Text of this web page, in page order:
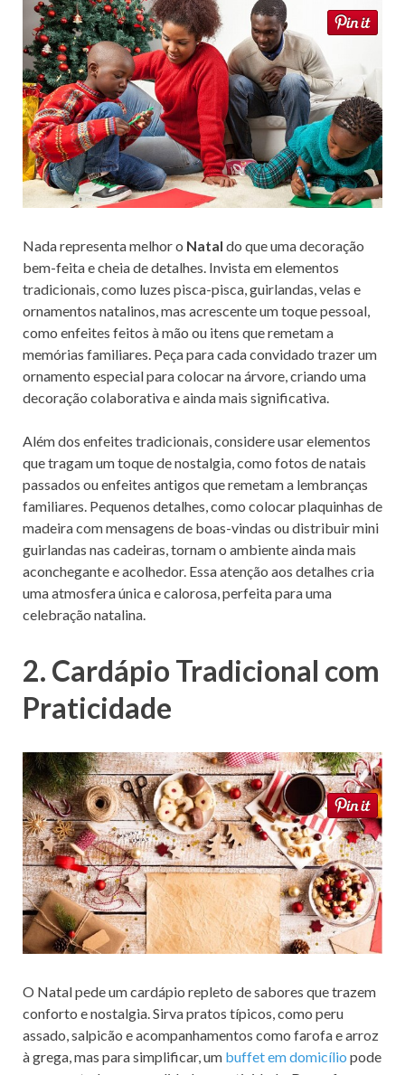
Nada representa melhor o Natal do que uma decoração
bem-feita e cheia de detalhes. Invista em elementos
tradicionais, como luzes pisca-pisca, guirlandas, velas e
ornamentos natalinos, mas acrescente um toque pessoal,
como enfeites feitos à mão ou itens que remetam a
memórias familiares. Peça para cada convidado trazer um
ornamento especial para colocar na árvore, criando uma
decoração colaborativa e ainda mais significativa.
Além dos enfeites tradicionais, considere usar elementos
que tragam um toque de nostalgia, como fotos de natais
passados ou enfeites antigos que remetam a lembranças
familiares. Pequenos detalhes, como colocar plaquinhas de
madeira com mensagens de boas-vindas ou distribuir mini
guirlandas nas cadeiras, tornam o ambiente ainda mais
aconchegante e acolhedor. Essa atenção aos detalhes cria
uma atmosfera única e calorosa, perfeita para uma
celebração natalina.
2. Cardápio Tradicional com
Praticidade
O Natal pede um cardápio repleto de sabores que trazem
conforto e nostalgia. Sirva pratos típicos, como peru
assado, salpicão e acompanhamentos como farofa e arroz
à grega, mas para simplificar, um buffet em domicílio pode